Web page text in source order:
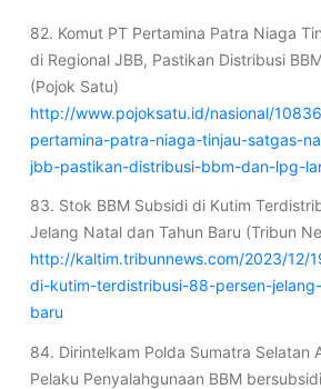
82. Komut PT Pertamina Patra Niaga
di Regional JBB, Pastikan Distribusi
(Pojok Satu)
http://www.pojoksatu.id/nasional/
pertamina-patra-niaga-tinjau-satgas-
jbb-pastikan-distribusi-bbm-dan-lpg-
83. Stok BBM Subsidi di Kutim
Jelang Natal dan Tahun Baru (Tribun
http://kaltim.tribunnews.com/2023/12/
di-kutim-terdistribusi-88-persen-
baru
84. Dirintelkam Polda Sumatra Selatan
Pelaku Penyalahgunaan BBM